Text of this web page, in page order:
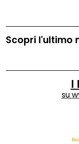
Scopri l'ultimo
I
su